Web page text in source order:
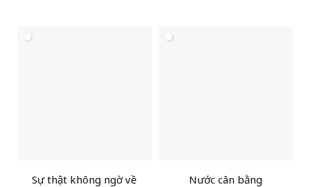
Sự thật không ngờ về
Nước cân bằng